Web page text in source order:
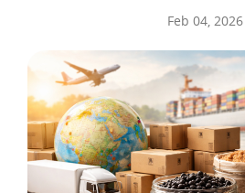
Feb 04, 2026